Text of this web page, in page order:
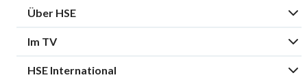
Über HSE
Im TV
HSE International